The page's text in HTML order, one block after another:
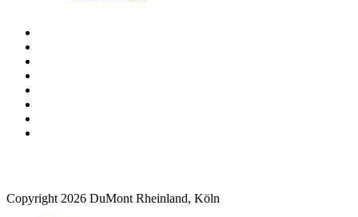
Copyright 2026 DuMont Rheinland, Köln